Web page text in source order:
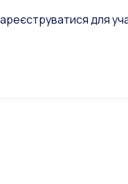
для